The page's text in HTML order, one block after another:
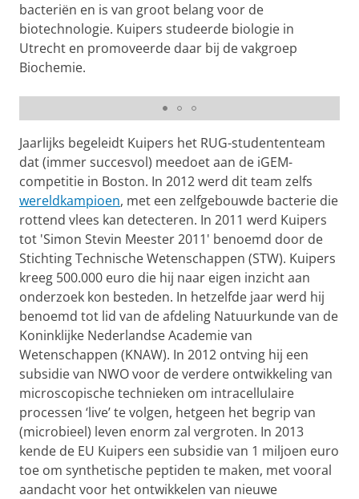
bacteriën en is van groot belang voor de
biotechnologie. Kuipers studeerde biologie in
Utrecht en promoveerde daar bij de vakgroep
Biochemie.
Jaarlijks begeleidt Kuipers het RUG-studententeam
dat (immer succesvol) meedoet aan de iGEM-
competitie in Boston. In 2012 werd dit team zelfs
wereldkampioen, met een zelfgebouwde bacterie die
rottend vlees kan detecteren. In 2011 werd Kuipers
tot 'Simon Stevin Meester 2011' benoemd door de
Stichting Technische Wetenschappen (STW). Kuipers
kreeg 500.000 euro die hij naar eigen inzicht aan
onderzoek kon besteden. In hetzelfde jaar werd hij
benoemd tot lid van de afdeling Natuurkunde van de
Koninklijke Nederlandse Academie van
Wetenschappen (KNAW). In 2012 ontving hij een
subsidie van NWO voor de verdere ontwikkeling van
microscopische technieken om intracellulaire
processen ‘live’ te volgen, hetgeen het begrip van
(microbieel) leven enorm zal vergroten. In 2013
kende de EU Kuipers een subsidie van 1 miljoen euro
toe om synthetische peptiden te maken, met vooral
aandacht voor het ontwikkelen van nieuwe